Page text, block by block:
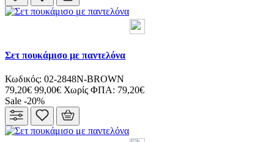
Σετ πουκάμισο με παντελόνα
Κωδικός: 02-2848N-BROWN
79,20€ 99,00€ Χωρίς ΦΠΑ: 79,20€
Sale -20%